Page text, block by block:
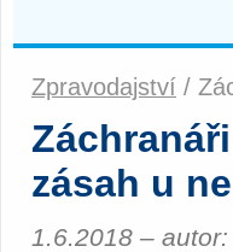
Zpravodajství /
zásah u
1.6.2018 –